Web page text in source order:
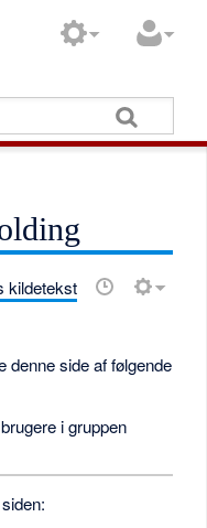
kildetekst
denne side af følgende
i gruppen